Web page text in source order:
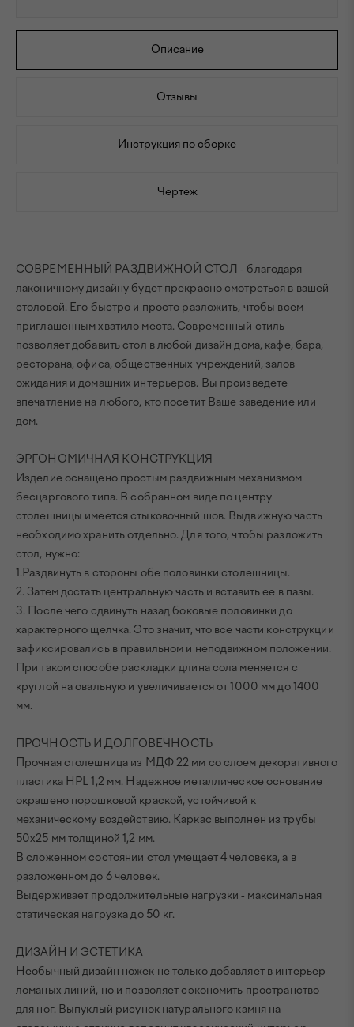
Описание
Отзывы
Инструкция по сборке
Чертеж
СОВРЕМЕННЫЙ РАЗДВИЖНОЙ СТОЛ - благодаря
лаконичному дизайну будет прекрасно смотреться в вашей
столовой. Его быстро и просто разложить, чтобы всем
приглашенным хватило места. Современный стиль
позволяет добавить стол в любой дизайн дома, кафе, бара,
ресторана, офиса, общественных учреждений, залов
ожидания и домашних интерьеров. Вы произведете
впечатление на любого, кто посетит Ваше заведение или
дом.
ЭРГОНОМИЧНАЯ КОНСТРУКЦИЯ
Изделие оснащено простым раздвижным механизмом
бесцаргового типа. В собранном виде по центру
столешницы имеется стыковочный шов. Выдвижную часть
необходимо хранить отдельно. Для того, чтобы разложить
стол, нужно:
1.Раздвинуть в стороны обе половинки столешницы.
2. Затем достать центральную часть и вставить ее в пазы.
3. После чего сдвинуть назад боковые половинки до
характерного щелчка. Это значит, что все части конструкции
зафиксировались в правильном и неподвижном положении.
При таком способе раскладки длина сола меняется с
круглой на овальную и увеличивается от 1000 мм до 1400
мм.
ПРОЧНОСТЬ И ДОЛГОВЕЧНОСТЬ
Прочная столешница из МДФ 22 мм со слоем декоративного
пластика HPL 1,2 мм. Надежное металлическое основание
окрашено порошковой краской, устойчивой к
механическому воздействию. Каркас выполнен из трубы
50х25 мм толщиной 1,2 мм.
В сложенном состоянии стол умещает 4 человека, а в
разложенном до 6 человек.
Выдерживает продолжительные нагрузки - максимальная
статическая нагрузка до 50 кг.
ДИЗАЙН И ЭСТЕТИКА
Необычный дизайн ножек не только добавляет в интерьер
ломаных линий, но и позволяет сэкономить пространство
для ног. Выпуклый рисунок натурального камня на